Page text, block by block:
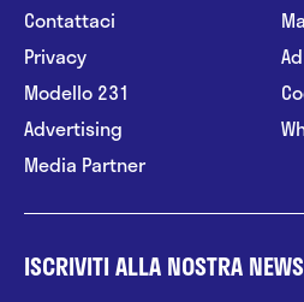
Contattaci
Privacy
Modello 231
Advertising
Media Partner
ISCRIVITI ALLA NOSTRA